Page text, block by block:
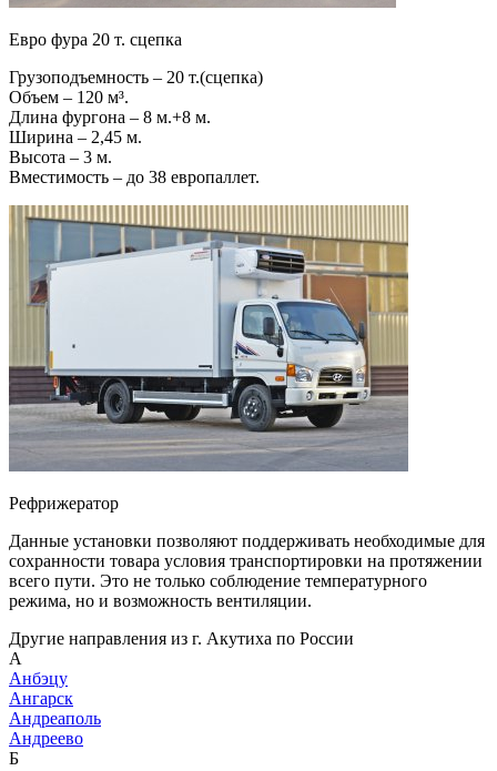
Евро фура 20 т. сцепка
Грузоподъемность – 20 т.(сцепка)
Объем – 120 м³.
Длина фургона – 8 м.+8 м.
Ширина – 2,45 м.
Высота – 3 м.
Вместимость – до 38 европаллет.
Рефрижератор
Данные установки позволяют поддерживать необходимые для
сохранности товара условия транспортировки на протяжении
всего пути. Это не только соблюдение температурного
режима, но и возможность вентиляции.
Другие направления из г. Акутиха по России
А
Анбэцу
Ангарск
Андреаполь
Андреево
Б